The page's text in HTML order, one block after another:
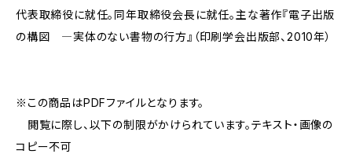
代表取締役に就任。同年取締役会長に就任。主な著作『電子出版
の構図 ―実体のない書物の行方』（印刷学会出版部、2010年）
※この商品はPDFファイルとなります。
閲覧に際し、以下の制限がかけられています。テキスト・画像の
コピー不可